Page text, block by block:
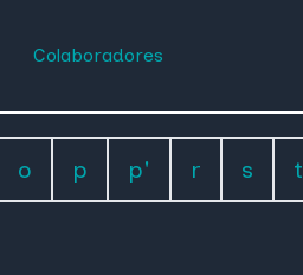
Colaboradores
o p p' r s t